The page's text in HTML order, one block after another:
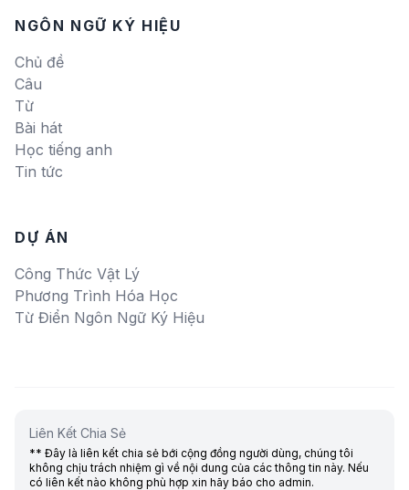
NGÔN NGỮ KÝ HIỆU
Chủ đề
Câu
Từ
Bài hát
Học tiếng anh
Tin tức
DỰ ÁN
Công Thức Vật Lý
Phương Trình Hóa Học
Từ Điển Ngôn Ngữ Ký Hiệu
Liên Kết Chia Sẻ
** Đây là liên kết chia sẻ bới cộng đồng người dùng, chúng tôi
không chịu trách nhiệm gì về nội dung của các thông tin này. Nếu
có liên kết nào không phù hợp xin hãy báo cho admin.